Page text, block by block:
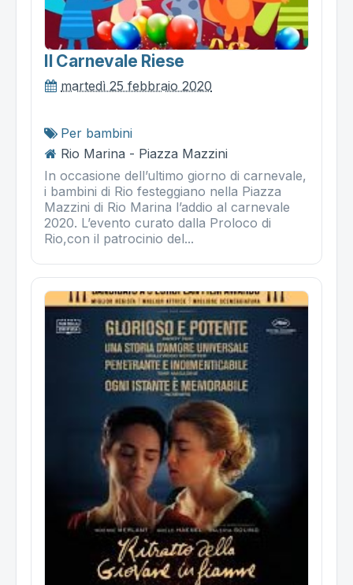
Il Carnevale Riese
martedì 25 febbraio 2020
Per bambini
Rio Marina - Piazza Mazzini
In occasione dell’ultimo giorno di carnevale,
i bambini di Rio festeggiano nella Piazza
Mazzini di Rio Marina l’addio al carnevale
2020. L’evento curato dalla Proloco di
Rio,con il patrocinio del...